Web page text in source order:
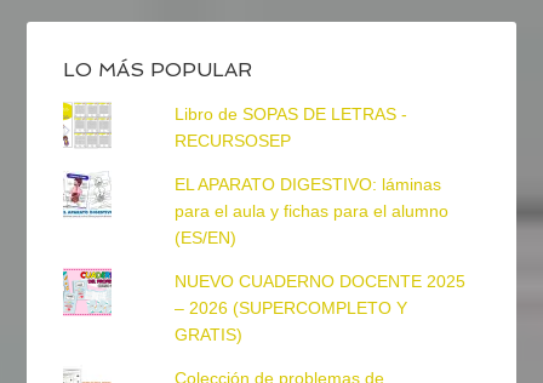
LO MÁS POPULAR
Libro de SOPAS DE LETRAS -
RECURSOSEP
EL APARATO DIGESTIVO: láminas
para el aula y fichas para el alumno
(ES/EN)
NUEVO CUADERNO DOCENTE 2025
– 2026 (SUPERCOMPLETO Y
GRATIS)
Colección de problemas de